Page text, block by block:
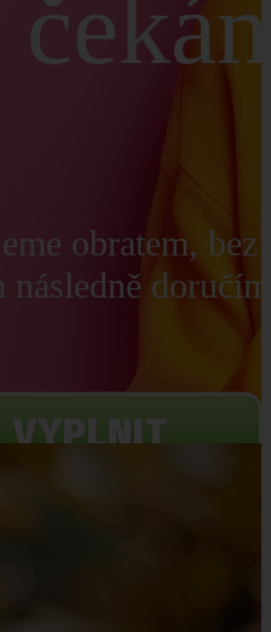
obratem,
VYPLNIT